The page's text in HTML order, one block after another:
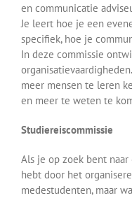
en communicatie
Je leert hoe je een
specifiek, hoe je
In deze commissie
meer mensen te leren
en meer te weten te
Studiereiscommissie
Als je op zoek bent
hebt door het
medestudenten, maar